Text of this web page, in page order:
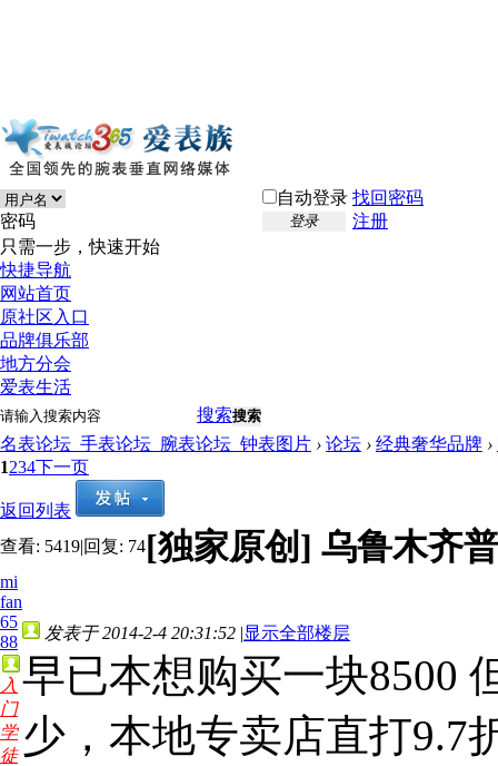
自动登录 找回密码
密码
登录
注册
只需一步，快速开始
快捷导航
网站首页
原社区入口
品牌俱乐部
地方分会
爱表生活
搜索搜索
名表论坛_手表论坛_腕表论坛_钟表图片 › 论坛 › 经典奢华品牌 ›
1234下一页
返回列表
查看: 5419|回复: 74[独家原创] 乌鲁木齐
mi
fan
65
88
入
门
学
徒
发表于 2014-2-4 20:31:52 |显示全部楼层
早已本想购买一块8500
少，本地专卖店直打9.7